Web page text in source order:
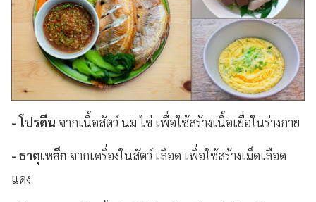
- โปรตีน จากเนื้อสัตว์ นม ไข่ เพื่อใช้สร้างเนื้อเยื่อในร่างกาย
- ธาตุเหล็ก จากเครื่องในสัตว์ เลือด เพื่อใช้สร้างเม็ดเลือด
แดง